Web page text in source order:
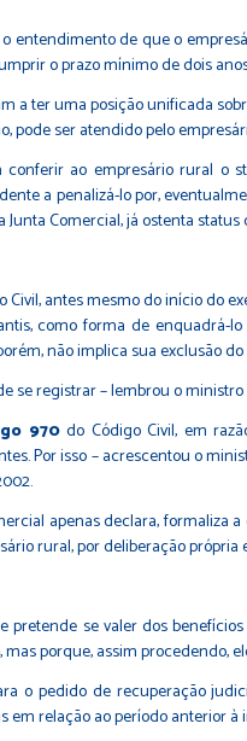
entendimento de que o
o prazo mínimo de dois
a ter uma posição unificada
pode ser atendido pelo
ao empresário rural
a penalizá-lo por,
Comercial, já ostenta
Civil, antes mesmo do início do
como forma de
não implica sua exclusão
se registrar – lembrou o
970do Código Civil, em
Por isso – acrescentou o
apenas declara,
rural, por deliberação
se valer dos
porque, assim procedendo,
o pedido de recuperação
em relação ao período anterior à